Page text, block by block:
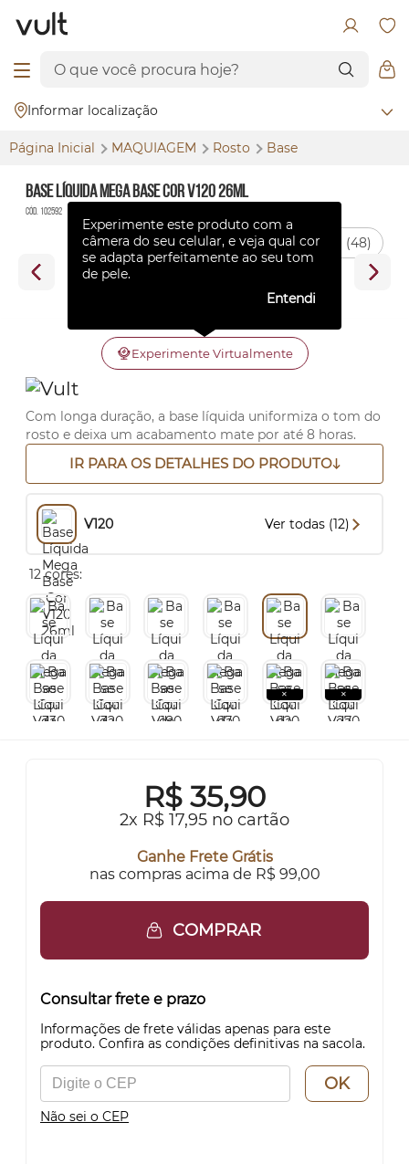
Informar localização
Página Inicial MAQUIAGEM Rosto Base
Base Líquida Mega Base Cor V120 26ml
Cód. 102592
(48)
Experimente Virtualmente
Experimente este produto com a
câmera do seu celular, e veja qual cor
se adapta perfeitamente ao seu tom
de pele.
Entendi
Com longa duração, a base líquida uniformiza o tom do
rosto e deixa um acabamento mate por até 8 horas.
IR PARA OS DETALHES DO PRODUTO
V120 Ver todas (12)
12 cores:
R$ 35,90
2x R$ 17,95 no cartão
Ganhe Frete Grátis
nas compras acima de R$ 99,00
COMPRAR
Consultar frete e prazo
Informações de frete válidas apenas para este
produto. Confira as condições definitivas na sacola.
OK
Não sei o CEP